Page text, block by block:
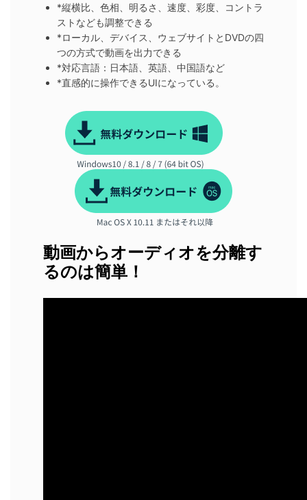
*縦横比、色相、明るさ、速度、彩度、コントラ
ストなども調整できる
*ローカル、デバイス、ウェブサイトとDVDの四
つの方式で動画を出力できる
*対応言語：日本語、英語、中国語など
*直感的に操作できるUIになっている。
動画からオーディオを分離す
るのは簡単！